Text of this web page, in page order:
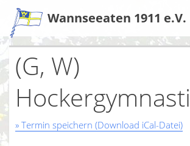
Zum
Inhalt
Wannseeaten 1911 e.V.
(G, W)
» Termin speichern (Download iCal-Datei)